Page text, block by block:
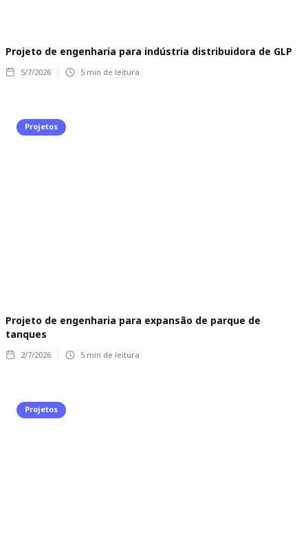
Projeto de engenharia para indústria distribuidora de GLP
5/7/2026 5 min de leitura
Projetos
Projeto de engenharia para expansão de parque de
tanques
2/7/2026 5 min de leitura
Projetos